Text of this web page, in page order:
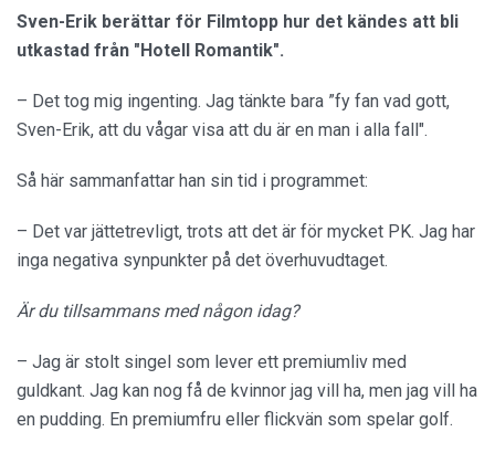
Sven-Erik berättar för Filmtopp hur det kändes att bli
utkastad från "Hotell Romantik".
– Det tog mig ingenting. Jag tänkte bara ”fy fan vad gott,
Sven-Erik, att du vågar visa att du är en man i alla fall".
Så här sammanfattar han sin tid i programmet:
– Det var jättetrevligt, trots att det är för mycket PK. Jag har
inga negativa synpunkter på det överhuvudtaget.
Är du tillsammans med någon idag?
– Jag är stolt singel som lever ett premiumliv med
guldkant. Jag kan nog få de kvinnor jag vill ha, men jag vill ha
en pudding. En premiumfru eller flickvän som spelar golf.